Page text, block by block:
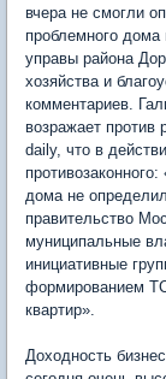
вчера не смогли
проблемного дома
управы района
хозяйства и
комментариев.
возражает
daily, что в
дома не
правительство
муниципальные
инициативные
формированием
квартир».
Доходность